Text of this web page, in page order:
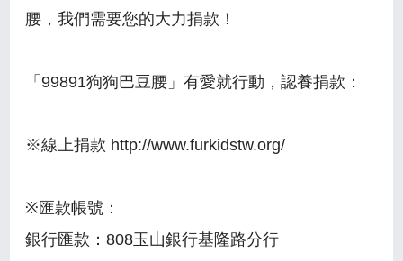
腰，我們需要您的大力捐款！
「99891狗狗巴豆腰」有愛就行動，認養捐款：
※線上捐款 http://www.furkidstw.org/
※匯款帳號：
銀行匯款：808玉山銀行基隆路分行